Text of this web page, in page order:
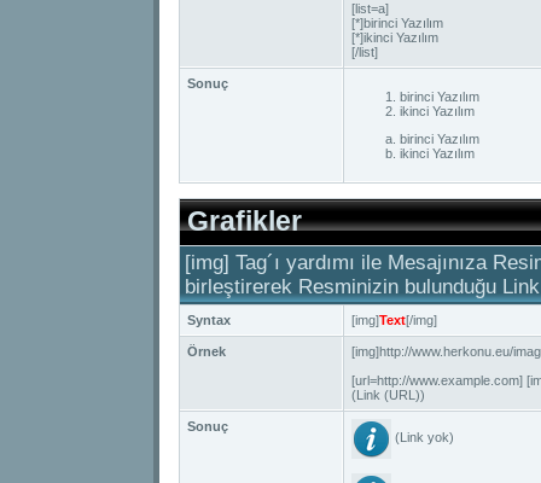
[list=a]
[*]birinci Yazılım
[*]ikinci Yazılım
[/list]
Sonuç
birinci Yazılım
ikinci Yazılım
birinci Yazılım
ikinci Yazılım
Grafikler
[img] Tag´ı yardımı ile Mesajınıza
birleştirerek Resminizin bulunduğu
Syntax [img]Text[/img]
Örnek
[img]http://www.herkonu.eu/
[url=http://www.example.com]
(Link (URL))
Sonuç
(Link yok)